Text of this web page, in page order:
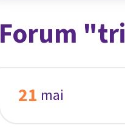
Forum
21 mai